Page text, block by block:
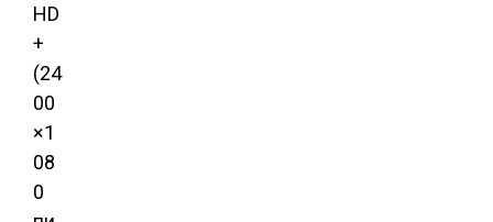
HD
+
(24
00
×1
08
0